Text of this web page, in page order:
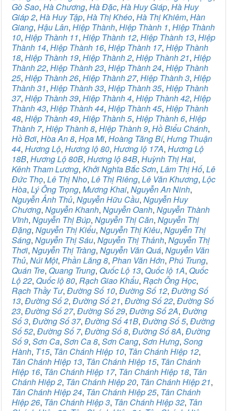
Gò Sao, Hà Chương, Hà Đặc, Hà Huy Giáp, Hà Huy
Giáp 2, Hà Huy Tập, Hà Thị Khéo, Hà Thị Khiêm, Hàn
Giang, Hậu Lân, Hiệp Thành, Hiệp Thành 1, Hiệp Thành
10, Hiệp Thành 11, Hiệp Thành 12, Hiệp Thành 13, Hiệp
Thành 14, Hiệp Thành 16, Hiệp Thành 17, Hiệp Thành
18, Hiệp Thành 19, Hiệp Thành 2, Hiệp Thành 21, Hiệp
Thành 22, Hiệp Thành 23, Hiệp Thành 24, Hiệp Thành
25, Hiệp Thành 26, Hiệp Thành 27, Hiệp Thành 3, Hiệp
Thành 31, Hiệp Thành 33, Hiệp Thành 35, Hiệp Thành
37, Hiệp Thành 39, Hiệp Thành 4, Hiệp Thành 42, Hiệp
Thành 43, Hiệp Thành 44, Hiệp Thành 45, Hiệp Thành
48, Hiệp Thành 49, Hiệp Thành 5, Hiệp Thành 6, Hiệp
Thành 7, Hiệp Thành 8, Hiệp Thành 9, Hồ Biểu Chánh,
Hồ Bơi, Hòa An 8, Họa Mi, Hoàng Tăng Bí, Hưng Thuận
44, Hương Lộ, Hương lộ 80, Hương lộ 17A, Hương Lộ
18B, Hương Lộ 80B, Hương lộ 84B, Huỳnh Thị Hai,
Kênh Tham Lương, Khởi Nghĩa Bắc Sơn, Lâm Thị Hố, Lê
Đức Thọ, Lê Thị Nho, Lê Thị Riêng, Lê Văn Khương, Lộc
Hòa, Lý Ông Trọng, Mương Khai, Nguyễn An Ninh,
Nguyễn Ảnh Thủ, Nguyễn Hữu Cầu, Nguyễn Huy
Chương, Nguyễn Khanh, Nguyễn Oanh, Nguyễn Thành
Vĩnh, Nguyễn Thị Búp, Nguyễn Thị Căn, Nguyễn Thị
Đặng, Nguyễn Thị Kiểu, Nguyễn Thị Kiêu, Nguyễn Thị
Sáng, Nguyễn Thị Sáu, Nguyễn Thị Thảnh, Nguyễn Thị
Thơi, Nguyễn Thị Tràng, Nguyễn Văn Quá, Nguyễn Văn
Thủ, Núi Một, Phần Lăng 8, Phan Văn Hớn, Phú Trung,
Quán Tre, Quang Trung, Quốc Lộ 13, Quốc lộ 1A, Quốc
Lộ 22, Quốc lộ 80, Rạch Giao Khẩu, Rạch Ông Học,
Rạch Thầy Tư, Đường Số 10, Đường Số 12, Đường Số
13, Đường Số 2, Đường Số 21, Đường Số 22, Đường Số
23, Đường Số 27, Đường Số 29, Đường Số 2A, Đường
Số 3, Đường Số 37, Đường Số 41B, Đường Số 5, Đường
Số 52, Đường Số 7, Đường Số 8, Đường Số 8A, Đường
Số 9, Sơn Ca, Sơn Ca 8, Sơn Cang, Sơn Hưng, Song
Hành, T15, Tân Chánh Hiệp 10, Tân Chánh Hiệp 12,
Tân Chánh Hiệp 13, Tân Chánh Hiệp 15, Tân Chánh
Hiệp 16, Tân Chánh Hiệp 17, Tân Chánh Hiệp 18, Tân
Chánh Hiệp 2, Tân Chánh Hiệp 20, Tân Chánh Hiệp 21,
Tân Chánh Hiệp 24, Tân Chánh Hiệp 25, Tân Chánh
Hiệp 26, Tân Chánh Hiệp 3, Tân Chánh Hiệp 32, Tân